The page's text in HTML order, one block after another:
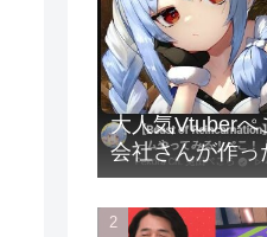
大人気Vtuberぺ
会社さんが作っ
みる！」